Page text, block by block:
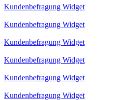
Kundenbefragung Widget
Kundenbefragung Widget
Kundenbefragung Widget
Kundenbefragung Widget
Kundenbefragung Widget
Kundenbefragung Widget